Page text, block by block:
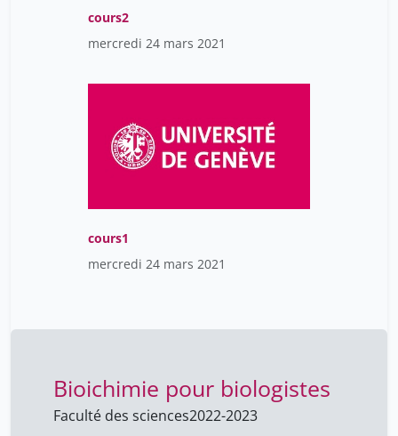
cours2
mercredi 24 mars 2021
cours1
mercredi 24 mars 2021
Bioichimie pour biologistes
Faculté des sciences2022-2023